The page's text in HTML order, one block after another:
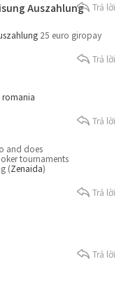
Auszahlung
25 euro giropay
Trả lời
romania
Trả lời
and does
tournaments
(Zenaida)
Trả lời
Trả lời
Trả lời